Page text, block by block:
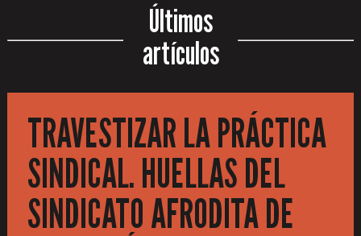
Últimos
artículos
TRAVESTIZAR LA PRÁCTICA
SINDICAL. HUELLAS DEL
SINDICATO AFRODITA DE